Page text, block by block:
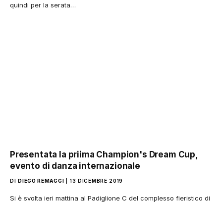
quindi per la serata…
Presentata la priima Champion's Dream Cup,
evento di danza internazionale
DI DIEGO REMAGGI 13 DICEMBRE 2019
Si è svolta ieri mattina al Padiglione C del complesso fieristico di